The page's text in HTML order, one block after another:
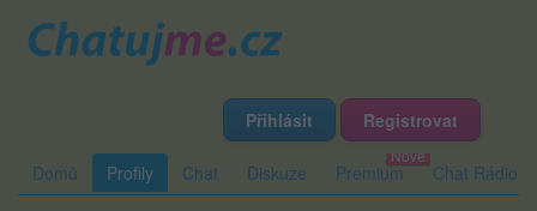
Přihlásit Registrovat
Domů Profily Chat Diskuze Premium Chat Rádio